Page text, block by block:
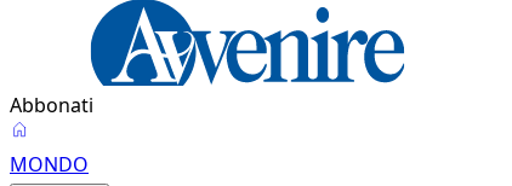
Abbonati
MONDO